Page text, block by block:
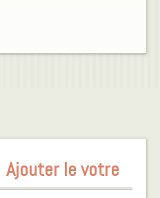
Ajouter le votre